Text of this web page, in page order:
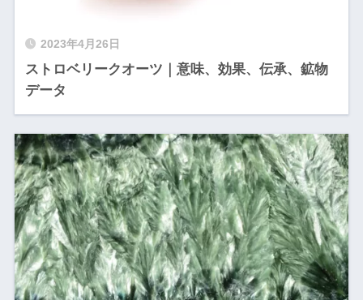
2023年4月26日
ストロベリークオーツ｜意味、効果、伝承、鉱物
データ